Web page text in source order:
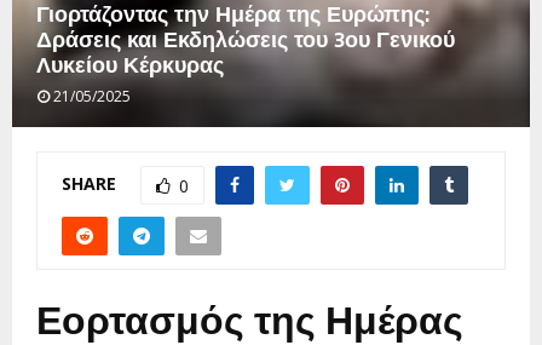
Γιορτάζοντας την Ημέρα της Ευρώπης:
Δράσεις και Εκδηλώσεις του 3ου Γενικού
Λυκείου Κέρκυρας
21/05/2025
SHARE 0
Εορτασμός της Ημέρας